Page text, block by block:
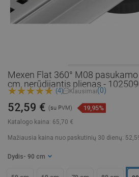
Mexen Flat 360° M08
cm, nerūdijantis plienas -
(4) Klausimai(0)
Katalogo kaina: 65,70 €
52,59 € (su PVM) 19,95%
Mažiausia kaina nuo paskutinių 30 dienų:
Dydis - 90 cm